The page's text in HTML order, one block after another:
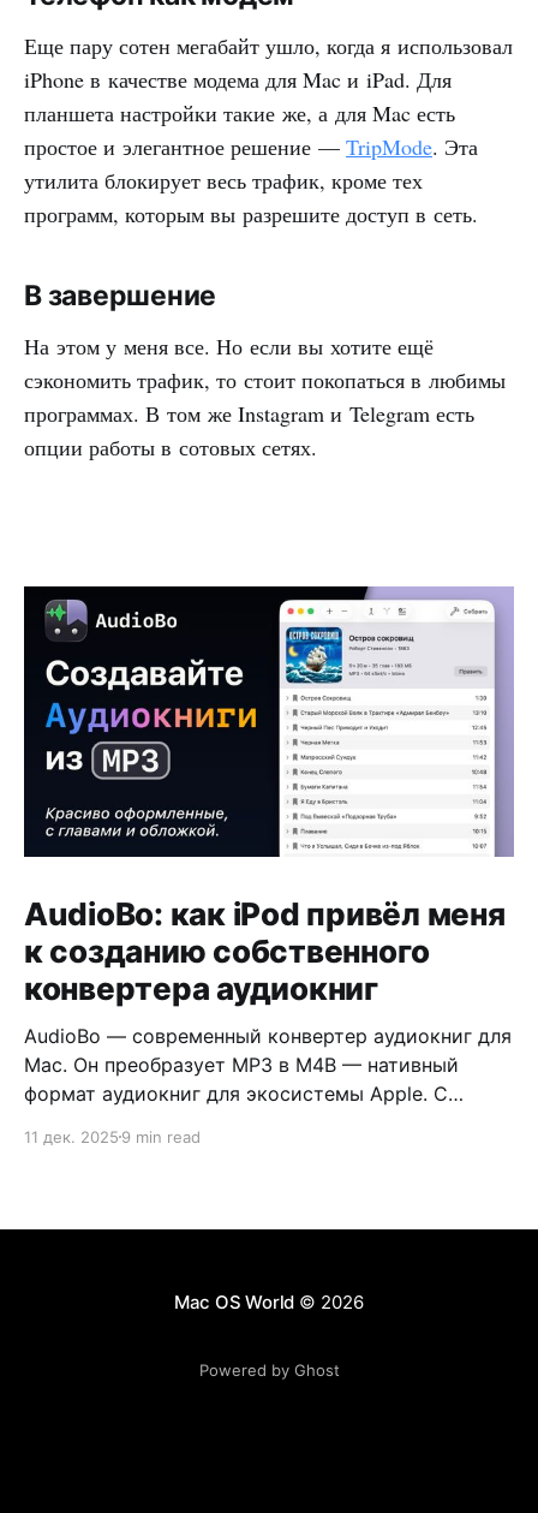
Еще пару сотен мегабайт ушло, когда я использовал
iPhone в качестве модема для Mac и iPad. Для
планшета настройки такие же, а для Mac есть
простое и элегантное решение — TripMode. Эта
утилита блокирует весь трафик, кроме тех
программ, которым вы разрешите доступ в сеть.
В завершение
На этом у меня все. Но если вы хотите ещё
сэкономить трафик, то стоит покопаться в любимы
программах. В том же Instagram и Telegram есть
опции работы в сотовых сетях.
AudioBo: как iPod привёл меня
к созданию собственного
конвертера аудиокниг
AudioBo — современный конвертер аудиокниг для
Mac. Он преобразует MP3 в M4B — нативный
формат аудиокниг для экосистемы Apple. С
11 дек. 2025 9 min read
Mac OS World © 2026
Powered by Ghost